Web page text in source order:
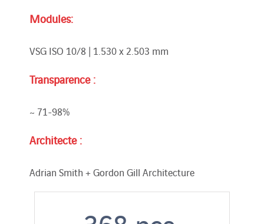
Modules:
VSG ISO 10/8 | 1.530 x 2.503 mm
Transparence :
~ 71-98%
Architecte :
Adrian Smith + Gordon Gill Architecture